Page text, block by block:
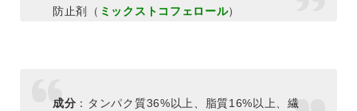
防止剤（ ミックストコフェロール）
成分 ：タンパク質36%以上、脂質16%以上、繊